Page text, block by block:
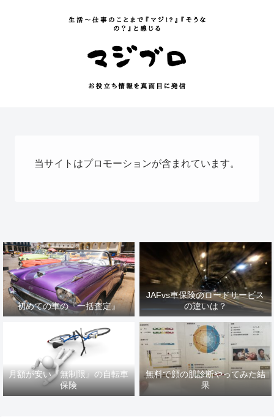
当サイトはプロモーションが含まれています。
初めての車の『一括査定』
JAFvs車保険のロードサービス
の違いは？
月額が安い『無制限』の自転車
保険
無料で顔の肌診断やってみた結
果